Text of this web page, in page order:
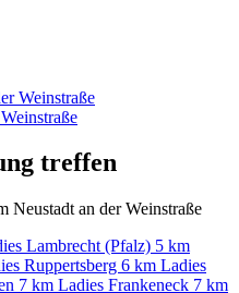
treffen
Neustadt an der Weinstraße
Lambrecht (Pfalz) 5 km
Ruppertsberg 6 km Ladies
7 km Ladies Frankeneck 7 km